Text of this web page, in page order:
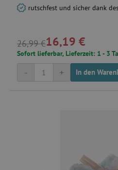
rutschfest und sicher dank
26,99 €16,19 €
Sofort lieferbar, Lieferzeit: 1 - 3
+
- In den